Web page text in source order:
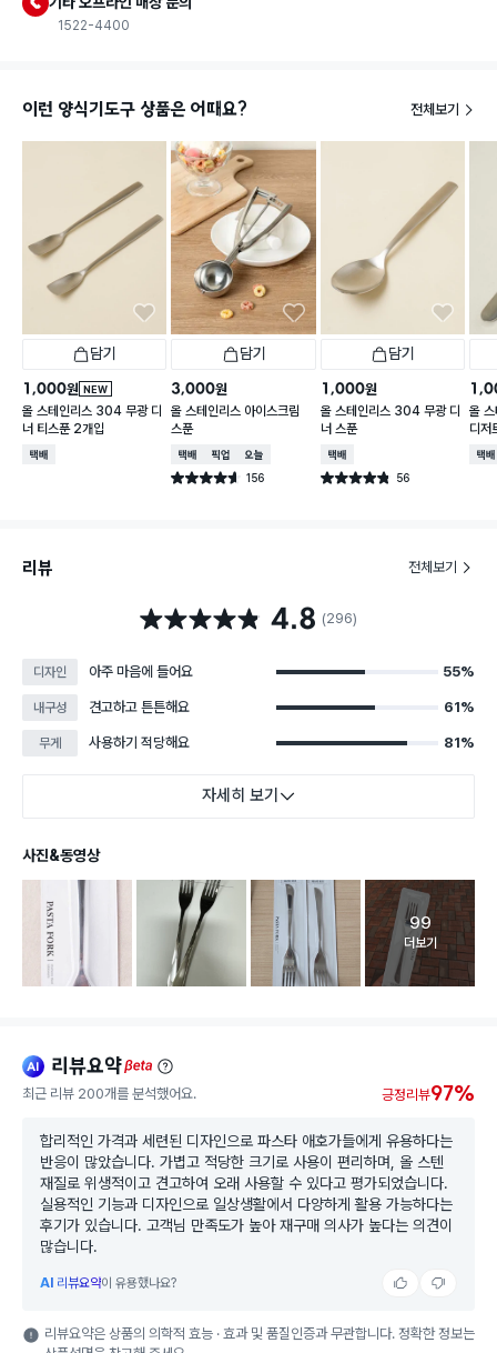
1522-4400
이런 양식기도구 상품은 어때요? 전체보기
담기
NEW
1,000원
올 스테인리스 304 무광 디
너 티스푼 2개입
택배배송
담기
3,000원
올 스테인리스 아이스크림
스푼
택배배송매장픽업오늘배송
별점 4.6점 156
건 작성
담기
1,000원
올 스테인리스 304 무광 디
너 스푼
택배배송
별점 4.8점 56
건 작성
올
디저
택배
리뷰 전체보기
별점 4.8점 4.8 (296)
디자인 아주 마음에 들어요 55%
내구성 견고하고 튼튼해요 61%
무게 사용하기 적당해요 81%
자세히 보기
사진&동영상
고객 리뷰
99
더보기
ai 리뷰요약beta
최근 리뷰 200개를 분석했어요. 긍정리뷰97%
합리적인 가격과 세련된 디자인으로 파스타 애호가들에게 유용하다는
반응이 많았습니다. 가볍고 적당한 크기로 사용이 편리하며, 올 스텐
재질로 위생적이고 견고하여 오래 사용할 수 있다고 평가되었습니다.
실용적인 기능과 디자인으로 일상생활에서 다양하게 활용 가능하다는
후기가 있습니다. 고객님 만족도가 높아 재구매 의사가 높다는 의견이
많습니다.
AI 리뷰요약이 유용했나요?
리뷰요약은 상품의 의학적 효능 · 효과 및 품질인증과 무관합니다. 정확한 정보는